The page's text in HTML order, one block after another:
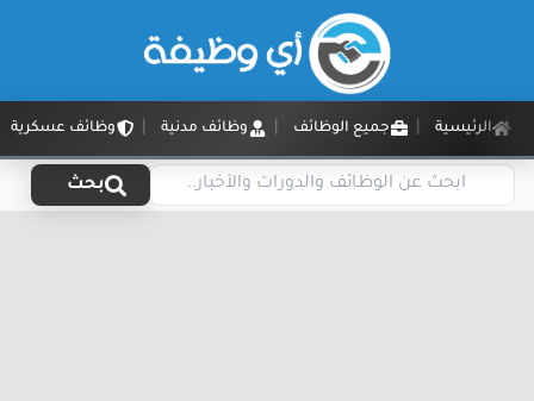
الرئيسية جميع الوظائف وظائف مدنية وظائف عسكرية
بحث